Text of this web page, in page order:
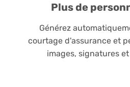
Plus de
Générez
courtage d'assurance et
images, signatures